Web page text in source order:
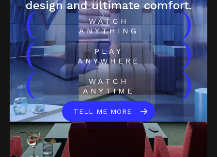
design and ultimate comfort.
(
WATCH
ANYTHING
)
(
PLAY
ANYWHERE
)
(
WATCH
ANYTIME
)
TELL ME MORE